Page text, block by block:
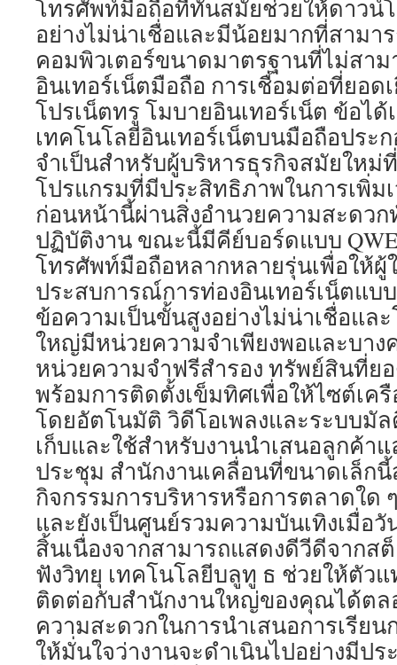
โทรศัพท์มือถือที่ทันสมัยช่วยให้ดาวน์โ
อย่างไม่น่าเชื่อและมีน้อยมากที่สามา
คอมพิวเตอร์ขนาดมาตรฐานที่ไม่สา
อินเทอร์เน็ตมือถือ การเชื่อมต่อที่ยอ
โปรเน็ตทรู โมบายอินเทอร์เน็ต ข้อไ
เทคโนโลยีอินเทอร์เน็ตบนมือถือประ
จำเป็นสำหรับผู้บริหารธุรกิจสมัยใหม่
โปรแกรมที่มีประสิทธิภาพในการเพิ่ม
ก่อนหน้านี้ผ่านสิ่งอำนวยความสะดวก
ปฏิบัติงาน ขณะนี้มีคีย์บอร์ดแบบ
โทรศัพท์มือถือหลากหลายรุ่นเพื่อให้ผู้
ประสบการณ์การท่องอินเทอร์เน็ตแบ
ข้อความเป็นขั้นสูงอย่างไม่น่าเชื่อแล
ใหญ่มีหน่วยความจำเพียงพอและบาง
หน่วยความจำฟรีสำรอง ทรัพย์สินที่ยอ
พร้อมการติดตั้งเข็มทิศเพื่อให้ไซต์เค
โดยอัตโนมัติ วิดีโอเพลงและระบบมั
เก็บและใช้สำหรับงานนำเสนอลูกค้า
ประชุม สำนักงานเคลื่อนที่ขนาดเล็กนี้
กิจกรรมการบริหารหรือการตลาดใด
และยังเป็นศูนย์รวมความบันเทิงเมื่อ
สิ้นเนื่องจากสามารถแสดงดีวีดีจากส
ฟังวิทยุ เทคโนโลยีบลูทู ธ ช่วยให้ตัว
ติดต่อกับสำนักงานใหญ่ของคุณได้ตล
ความสะดวกในการนำเสนอการเรีย
ให้มั่นใจว่างานจะดำเนินไปอย่างมีป